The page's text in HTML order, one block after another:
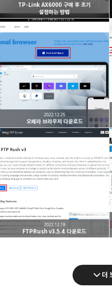
TP-Link AX6000 구매 후 초기
설정하는 방법
오페라 브라우저 다운로드
2022.12.25
FTPRush v3.5.4 다운로드
2022.12.19
더